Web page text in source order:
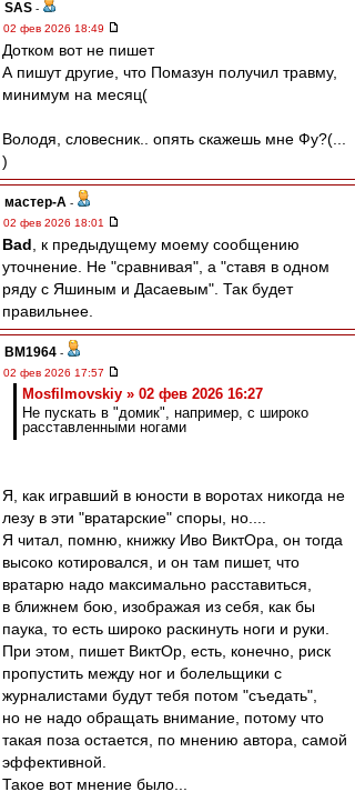
SAS -
02 фев 2026 18:49
Дотком вот не пишет
А пишут другие, что Помазун получил травму,
минимум на месяц(
Володя, словесник.. опять скажешь мне Фу?(...
)
мастер-А -
02 фев 2026 18:01
Bad , к предыдущему моему сообщению
уточнение. Не "сравнивая", а "ставя в одном
ряду с Яшиным и Дасаевым". Так будет
правильнее.
BM1964 -
02 фев 2026 17:57
Mosfilmovskiy » 02 фев 2026 16:27
Не пускать в "домик", например, с широко
расставленными ногами
Я, как игравший в юности в воротах никогда не
лезу в эти "вратарские" споры, но....
Я читал, помню, книжку Иво ВиктОра, он тогда
высоко котировался, и он там пишет, что
вратарю надо максимально расставиться,
в ближнем бою, изображая из себя, как бы
паука, то есть широко раскинуть ноги и руки.
При этом, пишет ВиктОр, есть, конечно, риск
пропустить между ног и болельщики с
журналистами будут тебя потом "съедать",
но не надо обращать внимание, потому что
такая поза остается, по мнению автора, самой
эффективной.
Такое вот мнение было...